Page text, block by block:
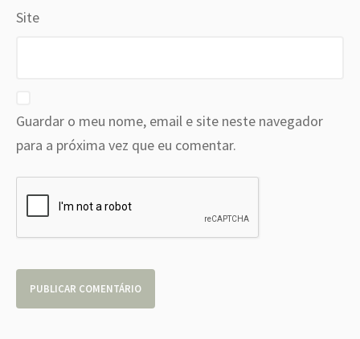
Site
Guardar o meu nome, email e site neste navegador
para a próxima vez que eu comentar.